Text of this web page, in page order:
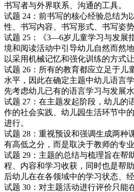
书写者与外界联系、沟通的工具。
试题 24：前书写的核心经验总结为
性、书写内容、书写形式、书写姿势
试题 25：《3—6岁儿童学习与发展
境和阅读活动中引导幼儿自然而然
以采用机械记忆和强化训练的方式让
试题 26：所有的教育都应立足于儿
水平，因此在确定主题中幼儿语言
先考虑幼儿已有的语言学习与发展水
试题 27：在主题发起阶段，幼儿的
作的社会实践、幼儿园生活环节中
进行。
试题 28：重视预设和强调生成两种
有高低之分，而是取决于教师的专
试题 29：主题的总结与梳理旨在帮
程、内容和学习收获，同时也是帮
后幼儿在在各领域中的学习状态、
试题 30：对主题活动进行评价只能